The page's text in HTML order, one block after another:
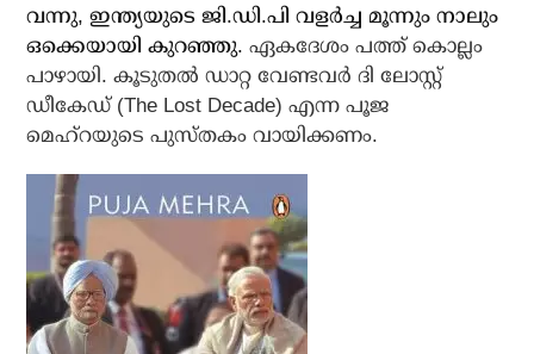
വന്നു, ഇന്ത്യയുടെ ജി.ഡി.പി വളര്‍ച്ച മൂന്നും നാലും
ഒക്കെയായി കുറഞ്ഞു. ഏകദേശം പത്ത് കൊല്ലം
പാഴായി. കൂടുതല്‍ ഡാറ്റ വേണ്ടവര്‍ ദി ലോസ്റ്റ്
ഡീകേഡ് (The Lost Decade) എന്ന പൂജ
മെഹ്‌റയുടെ പുസ്തകം വായിക്കണം.